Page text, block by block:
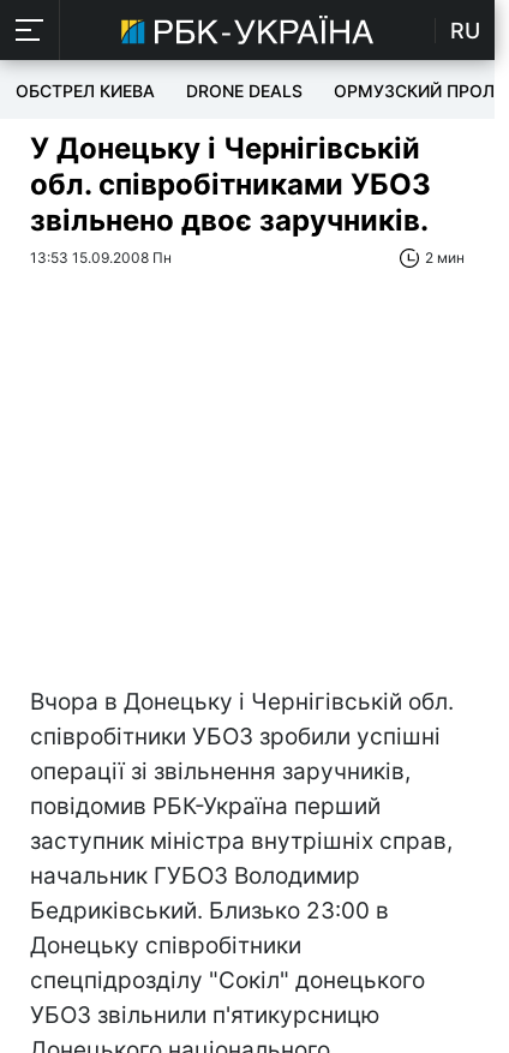
RU
ОБСТРЕЛ КИЕВА DRONE DEALS ОРМУЗСКИЙ ПРОЛИВ
У Донецьку і Чернігівській
обл. співробітниками УБОЗ
звільнено двоє заручників.
13:53 15.09.2008 Пн 2 мин
Вчора в Донецьку і Чернігівській обл.
співробітники УБОЗ зробили успішні
операції зі звільнення заручників,
повідомив РБК-Україна перший
заступник міністра внутрішніх справ,
начальник ГУБОЗ Володимир
Бедриківський. Близько 23:00 в
Донецьку співробітники
спецпідрозділу "Сокіл" донецького
УБОЗ звільнили п'ятикурсницю